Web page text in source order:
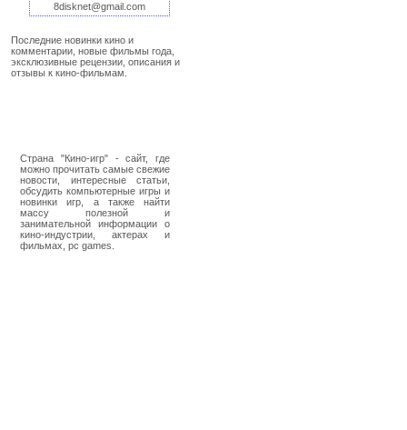
8disknet@gmail.com
Последние новинки кино и
комментарии, новые фильмы года,
эксклюзивные рецензии, описания и
отзывы к кино-фильмам.
Страна "Кино-игр" - сайт, где
можно прочитать самые свежие
новости, интересные статьи,
обсудить компьютерные игры и
новинки игр, а также найти
массу полезной и
занимательной информации о
кино-индустрии, актерах и
фильмах, pc games.